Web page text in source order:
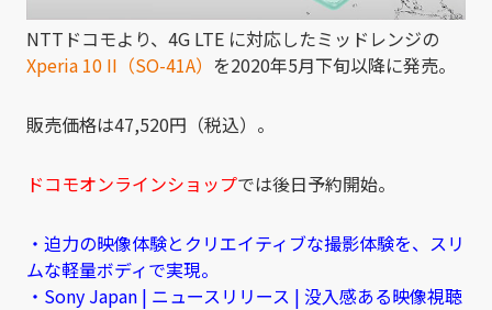
NTTドコモより、4G LTE に対応したミッドレンジの
Xperia 10 II（SO-41A） を2020年5月下旬以降に発売。
販売価格は47,520円（税込）。
ドコモオンラインショップでは後日予約開始。
・迫力の映像体験とクリエイティブな撮影体験を、スリ
ムな軽量ボディで実現。
・Sony Japan | ニュースリリース | 没入感ある映像視聴